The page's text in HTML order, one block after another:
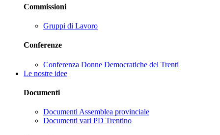
Commissioni
Gruppi di Lavoro
Conferenze
Conferenza Donne Democratiche del Trenti
Le nostre idee
Documenti
Documenti Assemblea provinciale
Documenti vari PD Trentino